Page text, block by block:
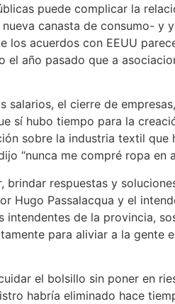
puede complicar la
canasta de consumo- y
los acuerdos con EEUU
el año pasado que a
el cierre de
sí hubo tiempo para la
sobre la industria textil que
“nunca me compré ropa en
respuestas y
Hugo Passalacqua y el
intendentes de la provincia,
para aliviar a la gente
el bolsillo sin poner en
habría eliminado hace